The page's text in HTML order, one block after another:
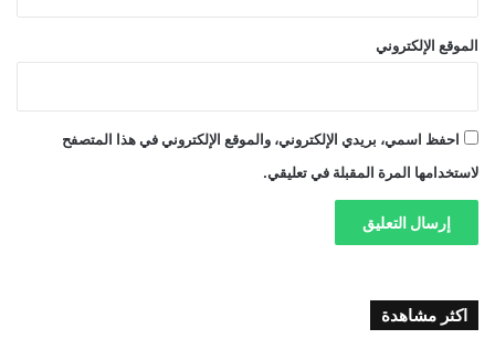
الموقع الإلكتروني
احفظ اسمي، بريدي الإلكتروني، والموقع الإلكتروني في هذا المتصفح
لاستخدامها المرة المقبلة في تعليقي.
اكثر مشاهدة